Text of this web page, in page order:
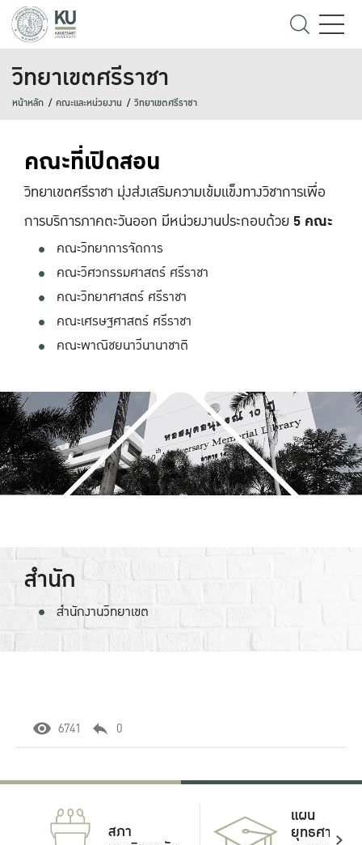
วิทยาเขตศรีราชา
หน้าหลัก คณะและหน่วยงาน วิทยาเขตศรีราชา
คณะที่เปิดสอน
วิทยาเขตศรีราชา มุ่งส่งเสริมความเข้มแข็งทางวิชาการเพื่อ
การบริการภาคตะวันออก มีหน่วยงานประกอบด้วย 5 คณะ
คณะวิทยาการจัดการ
คณะวิศวกรรมศาสตร์ ศรีราชา
คณะวิทยาศาสตร์ ศรีราชา
คณะเศรษฐศาสตร์ ศรีราชา
คณะพาณิชยนาวีนานาชาติ
สำนัก
สำนักงานวิทยาเขต
6741 0
สภา
แผน
ยุทธศาสตร์